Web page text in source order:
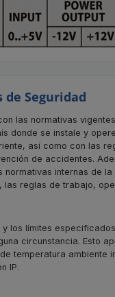
Seguridad
las normativas
donde se instale y
así como con las
de accidentes.
normativas internas de la
las reglas de trabajo,
los límites
circunstancia. Esto
temperatura ambiente
IP.